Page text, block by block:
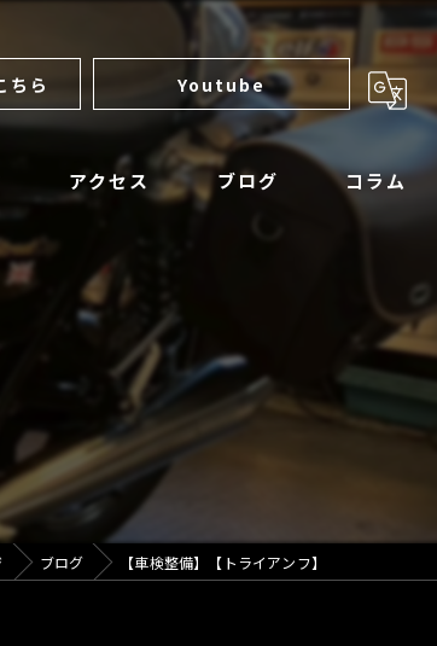
ちら Youtube
ーサイクルズ
サイクル
アクセス ブログ コラム
ブログ 【車検整備】【トライアンフ】